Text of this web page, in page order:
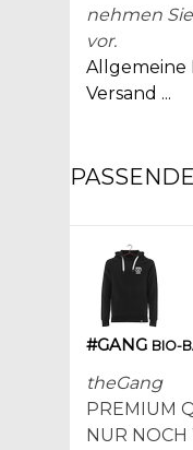
nehmen
vor.
Allgemeine
Versand ...
#GANG BIO-
theGang
PREMIUM
NUR NOCH